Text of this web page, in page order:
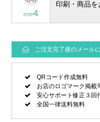
STEP4
印刷・商品を
ご注文完了後のメール
QRコード作成無料
お店のロゴマーク掲載
安心サポート修正３回
全国一律送料無料